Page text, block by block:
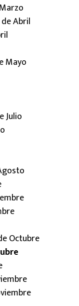
Abril
Mayo
Julio
Octubre